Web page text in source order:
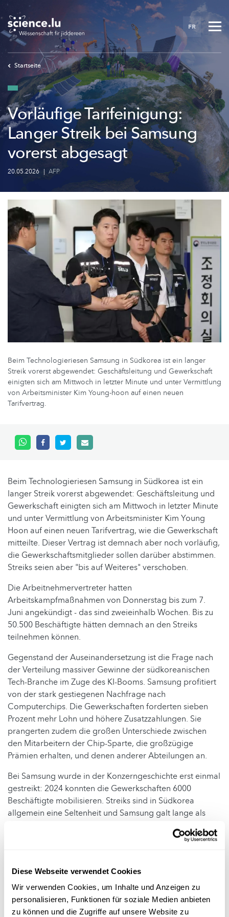
Diese Webseite verwendet Cookies
Wir verwenden Cookies, um Inhalte und Anzeigen zu
personalisieren, Funktionen für soziale Medien anbieten
zu können und die Zugriffe auf unsere Website zu
Skip
to
main
content
FR
Startseite
Vorläufige Tarifeinigung:
Langer Streik bei Samsung
vorerst abgesagt
20.05.2026 | AFP
Beim Technologieriesen Samsung in Südkorea ist ein langer
Streik vorerst abgewendet: Geschäftsleitung und Gewerkschaft
einigten sich am Mittwoch in letzter Minute und unter Vermittlung
von Arbeitsminister Kim Young-hoon auf einen neuen
Tarifvertrag.
Beim Technologieriesen Samsung in Südkorea ist ein
langer Streik vorerst abgewendet: Geschäftsleitung und
Gewerkschaft einigten sich am Mittwoch in letzter Minute
und unter Vermittlung von Arbeitsminister Kim Young
Hoon auf einen neuen Tarifvertrag, wie die Gewerkschaft
mitteilte. Dieser Vertrag ist demnach aber noch vorläufig,
die Gewerkschaftsmitglieder sollen darüber abstimmen.
Streiks seien aber "bis auf Weiteres" verschoben.
Die Arbeitnehmervertreter hatten
Arbeitskampfmaßnahmen von Donnerstag bis zum 7.
Juni angekündigt - das sind zweieinhalb Wochen. Bis zu
50.500 Beschäftigte hätten demnach an den Streiks
teilnehmen können.
Gegenstand der Auseinandersetzung ist die Frage nach
der Verteilung massiver Gewinne der südkoreanischen
Tech-Branche im Zuge des KI-Booms. Samsung profitiert
von der stark gestiegenen Nachfrage nach
Computerchips. Die Gewerkschaften forderten sieben
Prozent mehr Lohn und höhere Zusatzzahlungen. Sie
prangerten zudem die großen Unterschiede zwischen
den Mitarbeitern der Chip-Sparte, die großzügige
Prämien erhalten, und denen anderer Abteilungen an.
Bei Samsung wurde in der Konzerngeschichte erst einmal
gestreikt: 2024 konnten die Gewerkschaften 6000
Beschäftigte mobilisieren. Streiks sind in Südkorea
allgemein eine Seltenheit und Samsung galt lange als
Byung Chul hatte geschworen, Gewerkschaften nicht
Electronics wurde Ende der 2010er Jahre gegründet.
Die Geschäftsführung hatte erklärt, es dürfe "auf keinen
Fall" zu einem Streik kommen. Sie sei bereit, "bis zum